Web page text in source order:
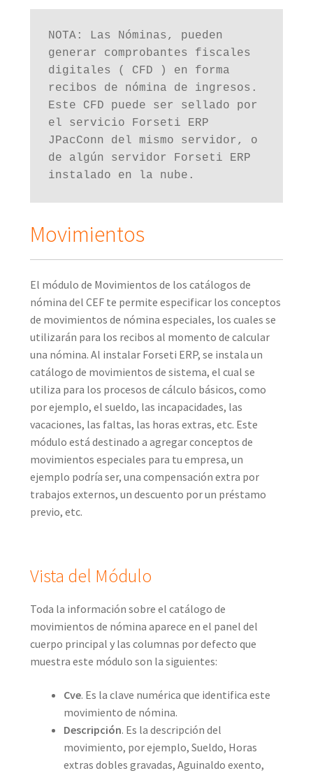
NOTA: Las Nóminas, pueden
generar comprobantes fiscales
digitales ( CFD ) en forma
recibos de nómina de ingresos.
Este CFD puede ser sellado por
el servicio Forseti ERP
JPacConn del mismo servidor, o
de algún servidor Forseti ERP
instalado en la nube.
Movimientos
El módulo de Movimientos de los catálogos de
nómina del CEF te permite especificar los conceptos
de movimientos de nómina especiales, los cuales se
utilizarán para los recibos al momento de calcular
una nómina. Al instalar Forseti ERP, se instala un
catálogo de movimientos de sistema, el cual se
utiliza para los procesos de cálculo básicos, como
por ejemplo, el sueldo, las incapacidades, las
vacaciones, las faltas, las horas extras, etc. Este
módulo está destinado a agregar conceptos de
movimientos especiales para tu empresa, un
ejemplo podría ser, una compensación extra por
trabajos externos, un descuento por un préstamo
previo, etc.
Vista del Módulo
Toda la información sobre el catálogo de
movimientos de nómina aparece en el panel del
cuerpo principal y las columnas por defecto que
muestra este módulo son la siguientes:
Cve. Es la clave numérica que identifica este
movimiento de nómina.
Descripción. Es la descripción del
movimiento, por ejemplo, Sueldo, Horas
extras dobles gravadas, Aguinaldo exento,